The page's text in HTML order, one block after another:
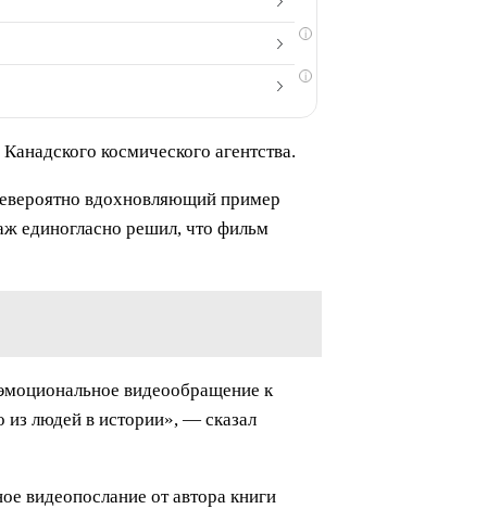
i
i
космического агентства.
вдохновляющий пример
единогласно решил, что фильм
видеообращение к
из людей в истории», — сказал
видеопослание от автора книги